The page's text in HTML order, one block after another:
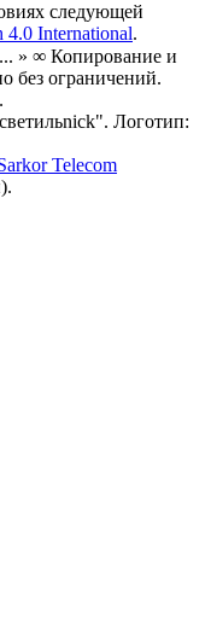
следующей
4.0 International.
» ∞ Копирование и
без ограничений.
Логотип:
Telecom